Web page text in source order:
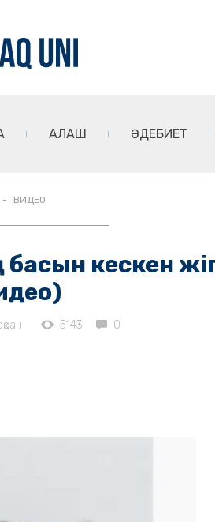
АЛАШ ӘДЕБИЕТ
ВИДЕО
кескен
5143 0